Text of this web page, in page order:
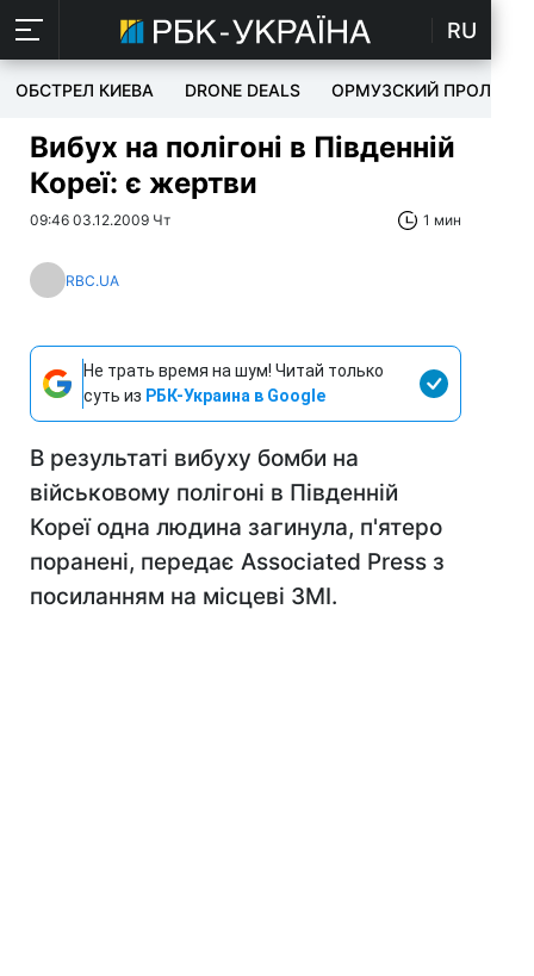
RU
ОБСТРЕЛ КИЕВА DRONE DEALS ОРМУЗСКИЙ ПРОЛИВ
Вибух на полігоні в Південній
Кореї: є жертви
09:46 03.12.2009 Чт 1 мин
RBC.UA
Не трать время на шум! Читай только
суть из РБК-Украина в Google
В результаті вибуху бомби на
військовому полігоні в Південній
Кореї одна людина загинула, п'ятеро
поранені, передає Associated Press з
посиланням на місцеві ЗМІ.